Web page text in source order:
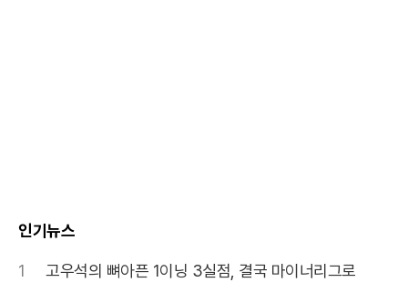
인기뉴스
1
고우석의 뼈아픈 1이닝 3실점, 결국 마이너리그로